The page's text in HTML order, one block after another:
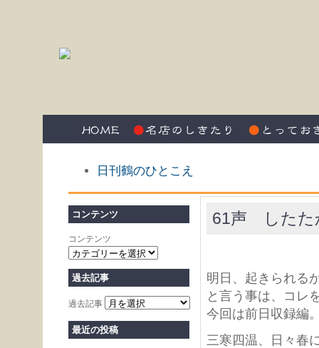
日刊鶴のひとこえ
コンテンツ
コンテンツ
過去記事
過去記事
最近の投稿
61声 したた
明日、起きられる
と言う事は、コレ
今回は前日収録編
三寒四温、日々春